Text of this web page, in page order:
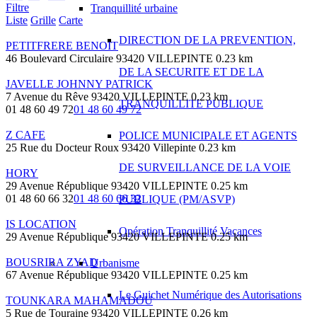
Tranquillité urbaine
DIRECTION DE LA PREVENTION,
DE LA SECURITE ET DE LA
TRANQUILLITE PUBLIQUE
POLICE MUNICIPALE ET AGENTS
DE SURVEILLANCE DE LA VOIE
PUBLIQUE (PM/ASVP)
Opération Tranquillité Vacances
Urbanisme
Le Guichet Numérique des Autorisations
Filtre
Liste Grille Carte
PETITFRERE BENOIT
46 Boulevard Circulaire 93420 VILLEPINTE 0.23 km
JAVELLE JOHNNY PATRICK
7 Avenue du Rêve 93420 VILLEPINTE 0.23 km
01 48 60 49 7201 48 60 49 72
Z CAFE
25 Rue du Docteur Roux 93420 Villepinte 0.23 km
HORY
29 Avenue République 93420 VILLEPINTE 0.25 km
01 48 60 66 3201 48 60 66 32
IS LOCATION
29 Avenue République 93420 VILLEPINTE 0.25 km
BOUSRIRA ZYAD
67 Avenue République 93420 VILLEPINTE 0.25 km
TOUNKARA MAHAMADOU
5 Rue de Touraine 93420 VILLEPINTE 0.26 km